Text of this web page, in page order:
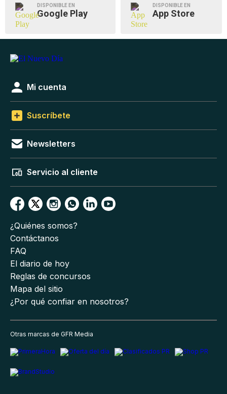
DISPONIBLE EN
Google Play
DISPONIBLE EN
App Store
Mi cuenta
Suscríbete
Newsletters
Servicio al cliente
¿Quiénes somos?
Contáctanos
FAQ
El diario de hoy
Reglas de concursos
Mapa del sitio
¿Por qué confiar en nosotros?
Otras marcas de GFR Media